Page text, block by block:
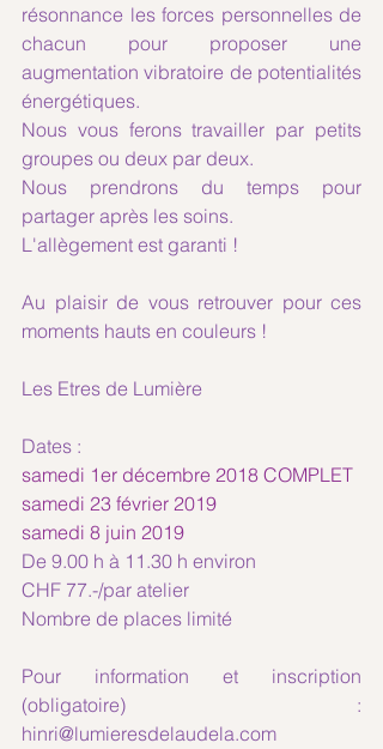
résonnance les forces personnelles de
chacun pour proposer une
augmentation vibratoire de potentialités
énergétiques.
Nous vous ferons travailler par petits
groupes ou deux par deux.
Nous prendrons du temps pour
partager après les soins.
L'allègement est garanti !
Au plaisir de vous retrouver pour ces
moments hauts en couleurs !
Les Etres de Lumière
Dates :
samedi 1er décembre 2018 COMPLET
samedi 23 février 2019
samedi 8 juin 2019
De 9.00 h à 11.30 h environ
CHF 77.-/par atelier
Nombre de places limité
Pour information et inscription
hinri@lumieresdelaudela.com